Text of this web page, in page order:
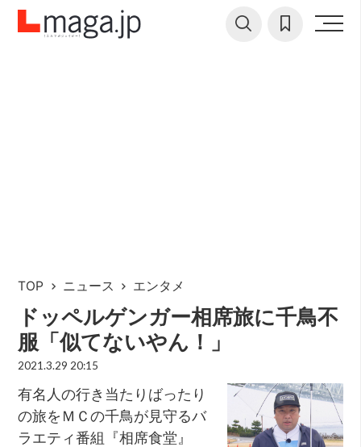
TOP ニュース エンタメ
ドッペルゲンガー相席旅に千鳥不
服「似てないやん！」
2021.3.29 20:15
有名人の行き当たりばったり
の旅をＭＣの千鳥が見守るバ
ラエティ番組『相席食堂』